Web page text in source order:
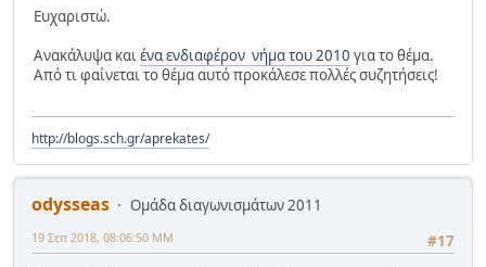
Ευχαριστώ.
Ανακάλυψα καιένα ενδιαφέρον νήμα του 2010 για το θέμα.
Από τι φαίνεται το θέμα αυτό προκάλεσε πολλές συζητήσεις!
http://blogs.sch.gr/aprekates/
odysseas
Ομάδα διαγωνισμάτων 2011
#17
19 Σεπ 2018, 08:06:50 ΜΜ